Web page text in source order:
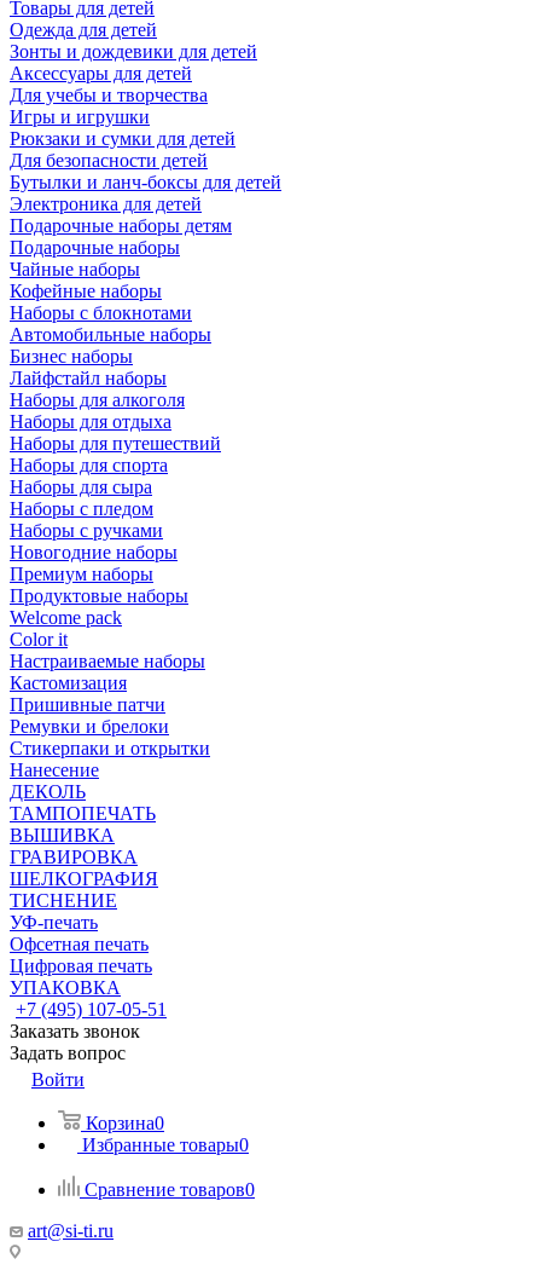
Товары для детей
Одежда для детей
Зонты и дождевики для детей
Аксессуары для детей
Для учебы и творчества
Игры и игрушки
Рюкзаки и сумки для детей
Для безопасности детей
Бутылки и ланч-боксы для детей
Электроника для детей
Подарочные наборы детям
Подарочные наборы
Чайные наборы
Кофейные наборы
Наборы с блокнотами
Автомобильные наборы
Бизнес наборы
Лайфстайл наборы
Наборы для алкоголя
Наборы для отдыха
Наборы для путешествий
Наборы для спорта
Наборы для сыра
Наборы с пледом
Наборы с ручками
Новогодние наборы
Премиум наборы
Продуктовые наборы
Welcome pack
Color it
Настраиваемые наборы
Кастомизация
Пришивные патчи
Ремувки и брелоки
Стикерпаки и открытки
Нанесение
ДЕКОЛЬ
ТАМПОПЕЧАТЬ
ВЫШИВКА
ГРАВИРОВКА
ШЕЛКОГРАФИЯ
ТИСНЕНИЕ
УФ-печать
Офсетная печать
Цифровая печать
УПАКОВКА
+7 (495) 107-05-51
Заказать звонок
Задать вопрос
Войти
Корзина0
Избранные товары0
Сравнение товаров0
art@si-ti.ru